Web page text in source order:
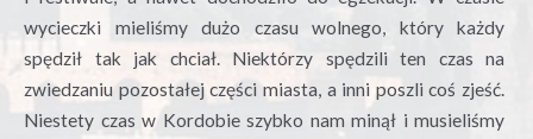
wycieczki mieliśmy dużo czasu wolnego, który każdy
spędził tak jak chciał. Niektórzy spędzili ten czas na
zwiedzaniu pozostałej części miasta, a inni poszli coś zjeść.
Niestety czas w Kordobie szybko nam minął i musieliśmy